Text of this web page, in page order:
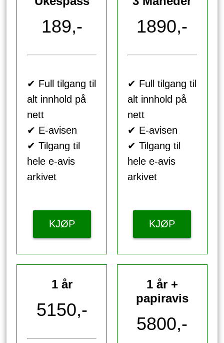
189,-
✔ Full tilgang til
alt innhold på
nett
✔ E-avisen
✔ Tilgang til
hele e-avis
arkivet
KJØP
1890,-
✔ Full tilgang til
alt innhold på
nett
✔ E-avisen
✔ Tilgang til
hele e-avis
arkivet
KJØP
1 år
5150,-
1 år +
papiravis
5800,-